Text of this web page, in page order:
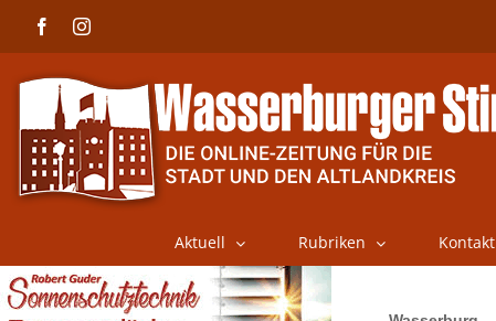
FacebookInstagram
Aktuell Rubriken Kontakt